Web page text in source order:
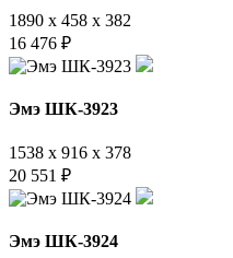
1890 x 458 x 382
16 476 ₽
Эмэ ШК-3923
1538 x 916 x 378
20 551 ₽
Эмэ ШК-3924